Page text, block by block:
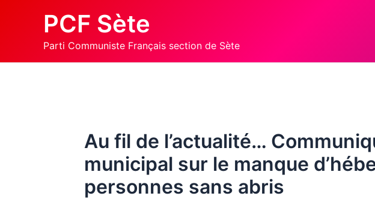
PCF Sète
Parti Communiste Français section de Sète
Au fil de l’actualité…
municipal sur le manque
personnes sans abris